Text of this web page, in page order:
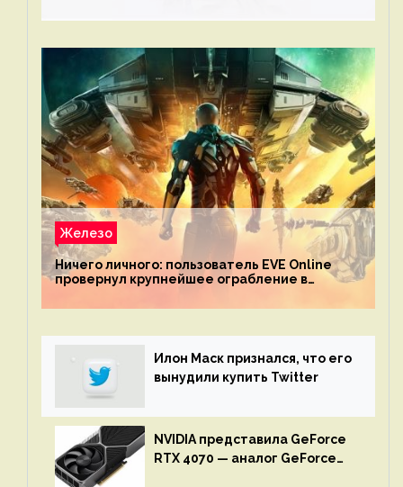
Железо
Ничего личного: пользователь EVE Online
провернул крупнейшее ограбление в
механике
Илон Маск признался, что его
вынудили купить Twitter
NVIDIA представила GeForce
RTX 4070 — аналог GeForce